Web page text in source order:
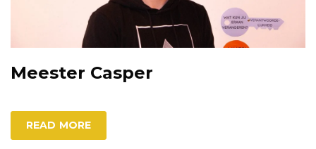
Meester Casper
READ MORE